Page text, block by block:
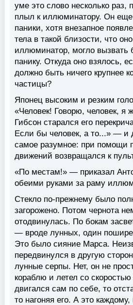
уме это слово несколько раз,
плыл к иллюминатору. Он
паники, хотя внезапное
тела в такой близости, что
иллюминатор, могло вызвать
панику. Откуда оно взялось,
должно быть ничего крупнее
частицы?
Японец высоким и резким
«Человек! Говорю, человек, я
Гибсон старался его
Если бы человек, а то...» — и
самое разумное: при помощи
движений возвращался к
«По местам!» — приказал
обеими руками за раму
Стекло по-прежнему было
загорожено. Потом чернота
отодвинулась. По бокам
— вроде лунных, один
Это было сияние Марса.
передвинулся в другую
лунные серпы. Нет, он не
кораблю и летел со
двигался сам по себе, то
то нагоняя его. А это каждому,